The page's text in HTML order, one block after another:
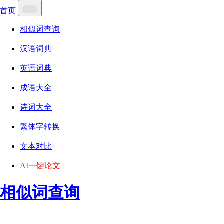
首页
相似词查询
汉语词典
英语词典
成语大全
诗词大全
繁体字转换
文本对比
AI一键论文
相似词查询